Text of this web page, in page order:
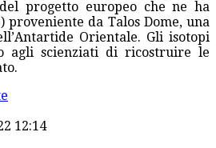
progetto europeo che ne ha
proveniente da Talos Dome, una
Orientale. Gli isotopi
agli scienziati di ricostruire le
12:14